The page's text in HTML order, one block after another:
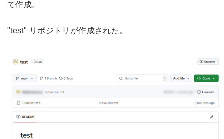
て作成。
"test" リポジトリが作成された。